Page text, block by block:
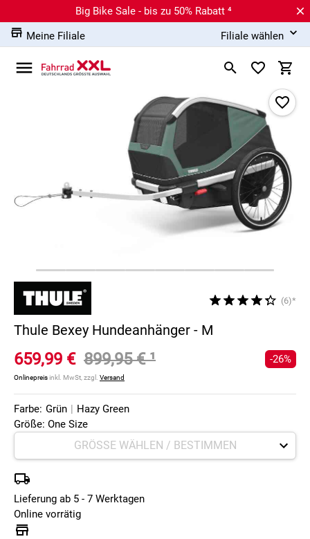
Big Bike Sale - bis zu 50% Rabatt ⁴
Meine Filiale
Filiale wählen
(6)*
Thule Bexey Hundeanhänger - M
659,99 € 899,95 €¹
Onlinepreisinkl. MwSt, zzgl. Versand
-26%
Farbe: Grün | Hazy Green
Größe: One Size
Lieferung ab 5 - 7 Werktagen
Online vorrätig